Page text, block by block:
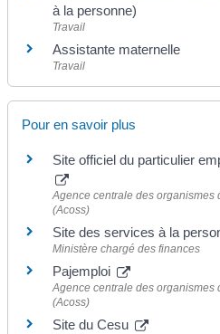
à la personne)
Travail
Assistante maternelle
Travail
Pour en savoir plus
Site officiel du particulier
Agence centrale des organismes
(Acoss)
Site des services à la
Ministère chargé des finances
Pajemploi
Agence centrale des organismes
(Acoss)
Site du Cesu